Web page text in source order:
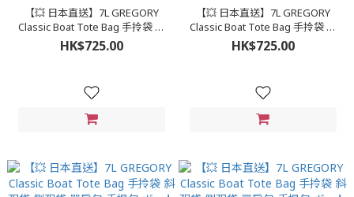
【💥 日本直送】7L GREGORY
Classic Boat Tote Bag 手拎袋 斜
孭袋 側孭袋 單肩包 手提包 ボート
トートS
HK$725.00
【💥 日本直送】7L GREGORY
Classic Boat Tote Bag 手拎袋 斜
孭袋 側孭袋 單肩包 手提包 ボート
トートS
HK$725.00